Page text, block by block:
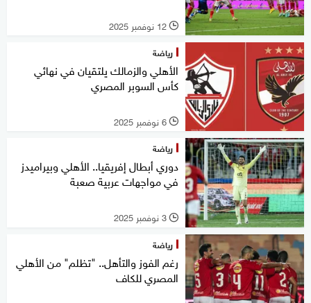
l 12 نوفمبر 2025
رياضة
الأهلي والزمالك يلتقيان في نهائي
كأس السوبر المصري
l 6 نوفمبر 2025
رياضة
دوري أبطال إفريقيا.. الأهلي وبيراميدز
في مواجهات عربية صعبة
l 3 نوفمبر 2025
رياضة
رغم الفوز والتأهل.. "تظلم" من الأهلي
المصري للكاف